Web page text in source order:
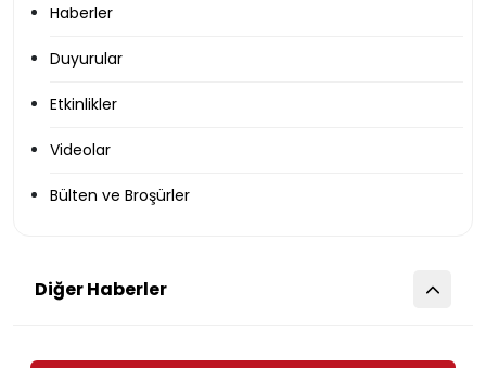
Haberler
Duyurular
Etkinlikler
Videolar
Bülten ve Broşürler
Diğer Haberler